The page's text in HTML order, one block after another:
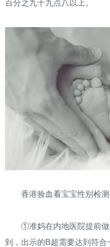
百分之九十九点八以上。
香港验血看宝宝性别检测
①准妈在内地医院提前做
到，出示的B超需要达到符